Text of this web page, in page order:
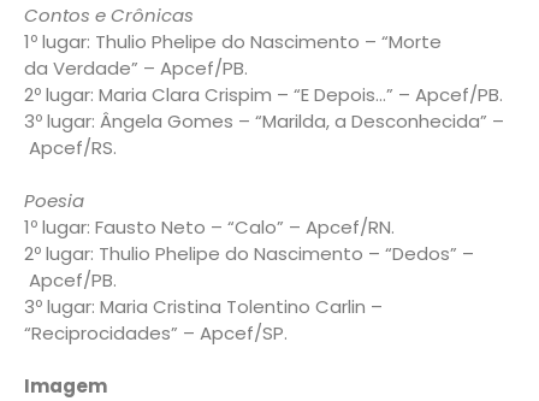
Contos e Crônicas
1º lugar: Thulio Phelipe do Nascimento – “Morte
da Verdade” – Apcef/PB.
2º lugar: Maria Clara Crispim – “E Depois…” – Apcef/PB.
3º lugar: Ângela Gomes – “Marilda, a Desconhecida” –
Apcef/RS.
Poesia
1º lugar: Fausto Neto – “Calo” – Apcef/RN.
2º lugar: Thulio Phelipe do Nascimento – “Dedos” –
Apcef/PB.
3º lugar: Maria Cristina Tolentino Carlin –
“Reciprocidades” – Apcef/SP.
Imagem